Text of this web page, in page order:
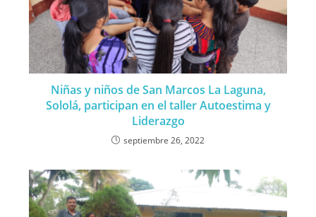
Niñas y niños de San Marcos La Laguna,
Sololá, participan en el taller Autoestima y
Liderazgo
septiembre 26, 2022